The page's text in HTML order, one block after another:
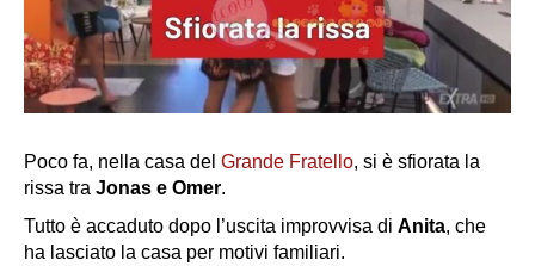
Poco fa, nella casa del Grande Fratello, si è sfiorata la
rissa tra Jonas e Omer.
Tutto è accaduto dopo l’uscita improvvisa di Anita, che
ha lasciato la casa per motivi familiari.